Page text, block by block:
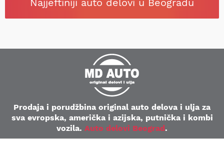
Najjeftiniji auto delovi u Beogradu
Prodaja i porudžbina original auto delova i ulja za
sva evropska, američka i azijska, putnička i kombi
vozila. Auto delovi Beograd.